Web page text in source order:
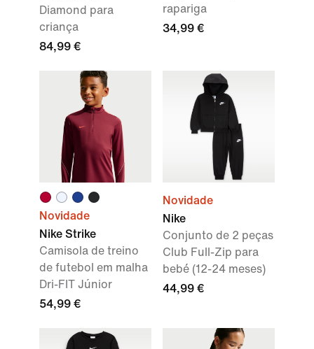
Diamond para
criança
84,99 €
rapariga
34,99 €
Novidade
Nike Strike
Camisola de treino
de futebol em malha
Dri-FIT Júnior
54,99 €
Novidade
Nike
Conjunto de 2 peças
Club Full-Zip para
bebé (12-24 meses)
44,99 €